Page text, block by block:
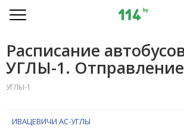
Расписание
УГЛЫ-1. Отправление
УГЛЫ-1
ИВАЦЕВИЧИ АС-УГЛЫ